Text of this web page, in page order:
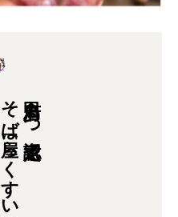
甲府鳥もつ煮認定
そば屋「らくすい」併設